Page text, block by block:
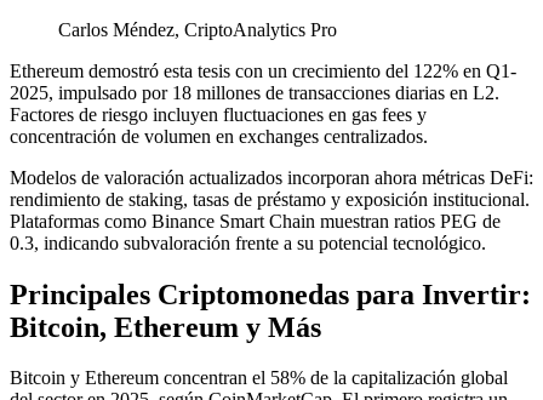
Carlos Méndez, CriptoAnalytics Pro
Ethereum demostró esta tesis con un crecimiento del 122% en Q1-
2025, impulsado por 18 millones de transacciones diarias en L2.
Factores de riesgo incluyen fluctuaciones en gas fees y
concentración de volumen en exchanges centralizados.
Modelos de valoración actualizados incorporan ahora métricas DeFi:
rendimiento de staking, tasas de préstamo y exposición institucional.
Plataformas como Binance Smart Chain muestran ratios PEG de
0.3, indicando subvaloración frente a su potencial tecnológico.
Principales Criptomonedas para Invertir:
Bitcoin, Ethereum y Más
Bitcoin y Ethereum concentran el 58% de la capitalización global